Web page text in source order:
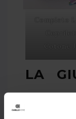
Cotone
LA
DI